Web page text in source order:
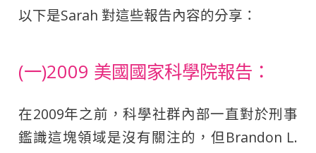
以下是Sarah 對這些報告內容的分享：
(一)2009 美國國家科學院報告：
在2009年之前，科學社群內部一直對於刑事
鑑識這塊領域是沒有關注的，但Brandon L.